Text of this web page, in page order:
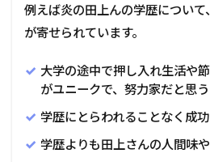
例えば炎の田上んの学歴について
が寄せられています。
大学の途中で押し入れ生活や
がユニークで、努力家だと思う
学歴にとらわれることなく成
学歴よりも田上さんの人間味